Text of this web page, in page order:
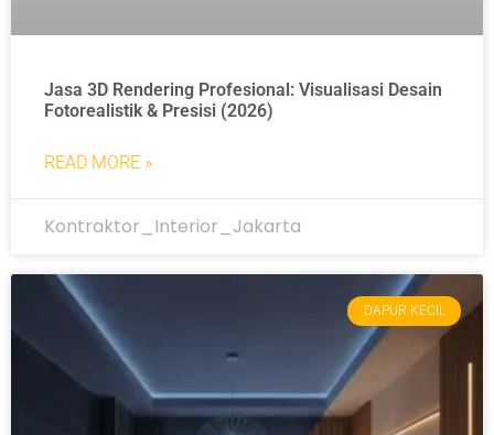
Jasa 3D Rendering Profesional: Visualisasi Desain
Fotorealistik & Presisi (2026)
READ MORE »
Kontraktor_Interior_Jakarta
DAPUR KECIL